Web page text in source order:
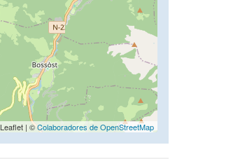
Leaflet | ©Colaboradores de OpenStreetMap